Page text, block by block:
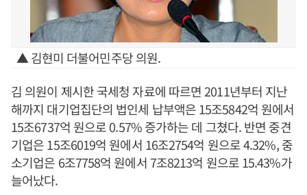
▲ 김현미 더불어민주당 의원.
김 의원이 제시한 국세청 자료에 따르면 2011년부터 지난
해까지 대기업집단의 법인세 납부액은 15조5842억 원에서
15조6737억 원으로 0.57% 증가하는 데 그쳤다. 반면 중견
기업은 15조6019억 원에서 16조2754억 원으로 4.32%, 중
소기업은 6조7758억 원에서 7조8213억 원으로 15.43%가
늘어났다.